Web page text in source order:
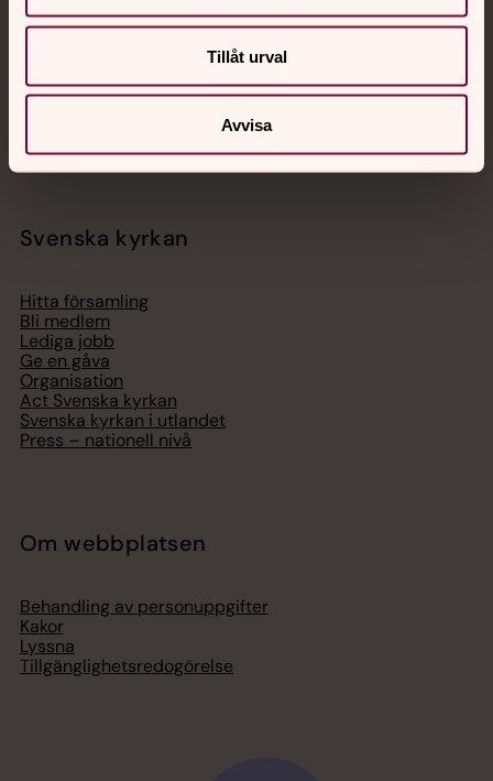
Tillåt urval
Avvisa
med en präst på kvällar och nätter.
Digitalt brev
Svenska kyrkan
Hitta församling
Bli medlem
Lediga jobb
Ge en gåva
Organisation
Act Svenska kyrkan
Svenska kyrkan i utlandet
Press – nationell nivå
Om webbplatsen
Behandling av personuppgifter
Kakor
Lyssna
Tillgänglighetsredogörelse